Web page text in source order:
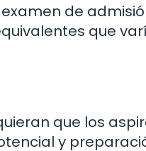
de
que
que los
y